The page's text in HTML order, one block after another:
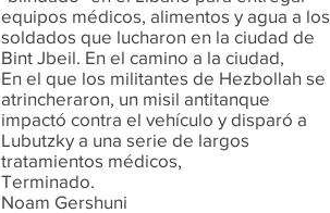
equipos médicos, alimentos y agua a los
soldados que lucharon en la ciudad de
Bint Jbeil. En el camino a la ciudad,
En el que los militantes de Hezbollah se
atrincheraron, un misil antitanque
impactó contra el vehículo y disparó a
Lubutzky a una serie de largos
tratamientos médicos,
Terminado.
Noam Gershuni